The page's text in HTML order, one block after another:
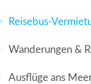
Reisebus-
Wanderungen &
Ausflüge ans